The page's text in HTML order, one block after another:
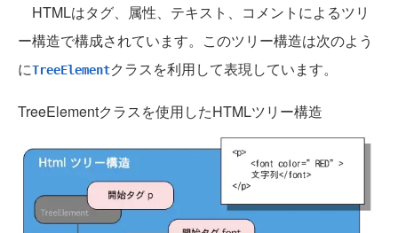
HTMLはタグ、属性、テキスト、コメントによるツリ
ー構造で構成されています。このツリー構造は次のよう
にTreeElementクラスを利用して表現しています。
TreeElementクラスを使用したHTMLツリー構造